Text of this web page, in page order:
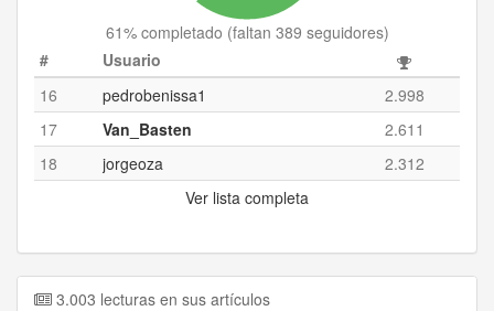
61% completado (faltan 389 seguidores)
#
Usuario
16
pedrobenissa1
2.998
17
Van_Basten
2.611
18
jorgeoza
2.312
Ver lista completa
3.003 lecturas en sus artículos